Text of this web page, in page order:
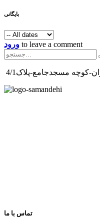
بایگانی
ورود to leave a comment
کوچه مسجدجامع-پلاک4/1
تماس با ما